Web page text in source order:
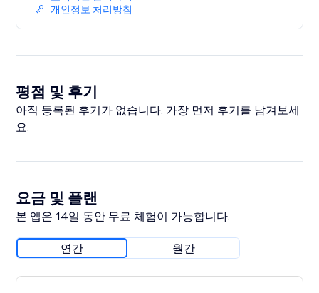
개인정보 처리방침
평점 및 후기
아직 등록된 후기가 없습니다. 가장 먼저 후기를 남겨보세
요.
요금 및 플랜
본 앱은 14일 동안 무료 체험이 가능합니다.
연간 월간